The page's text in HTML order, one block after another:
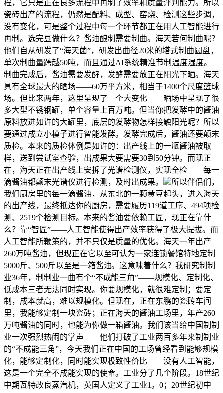
程，它只是正在良多流程中再制了效率和质量评判能力。所以
瓷砖出产的流程，仍然是配料、成型、窑烧、检测这些步调，
没有变化，可是整个过程中每一个环节都正在用人工智能进行
再制。选完豆做什么？酱油酿制需要制曲。海天若何制曲呢？
他们自从研发了“海天菌”，研发出曲径20米的塔式制曲圆盘，
单次制曲量跨越50吨，而且通过AI系统精准节制温度湿度。
制曲完成后，酱油需要发酵，发酵需要放正在阳光下晒。海天
具有全球最大的晒场——60万平方米，相当于1400个尺度篮球
场。但比来两年，这里呈现了一个大变化——晒场中呈现了很
多大型不锈钢罐，单个容量上百万吨。但当你把发酵中的酱油
原料放进如许的大罐里，底层的发酵物怎样接触阳光呢？所以
要通过成立小模子进行智能发酵。发酵完成后，酱油还要颠末
质检。本来的质检体例是如许的：出产线上的一瓶酱油被取
样，送到尝试室查验，出成果大要需要30到50分钟。而现正
在，海天正在出产线上安拆了光谱检测仪，实现全检——每一
滴酱油都颠末光谱仪进行检测，及时出成果。
所以伴侣们，
我们厨房里的每一滴酱油，从东北的一颗黄豆起头，进入海天
的出产线，最终抵达你的厨房，需要履历119道工序、494项检
测、2519个检测目标。本来的酱油要依赖工匠，现正在靠什
么？靠“智匠”——人工智能使得出产效率获得了极大提拔。而
人工智能所鞭策的，并不只仅是质量的优化。海天一年出产
260万吨酱油，但现正在它以至可认为一家连锁餐馆特地定制
5000斤、500斤以至是一箱酱油。这意味着什么？我研究制制
业36年，制制业一曲有个“不成能三角”——规模化、定制化、
低成本三者无法同时实现。你要规模化，就很难定制；要定
制，成本就高，难以规模化。但现在，正在东鹏的瓷砖车间
里，我能够定制一块瓷砖；正在海天的酱油工场里，年产260
万吨酱油的同时，也能为你做一箱酱油。我们该当给中国制制
业一次强烈热闹的掌声——他们打破了工业两百多年来制制业
的“不成能三角”，今天我们正在中国的工场曾经看到能够规模
化，能够定制化，同时能实现极致性价比——没有人工智能，
这是一个完全不成能实现的使命。工业分了几个阶段。18世纪
中期瓦特改良蒸汽机，英国人定义了工业1。0；20世纪初中